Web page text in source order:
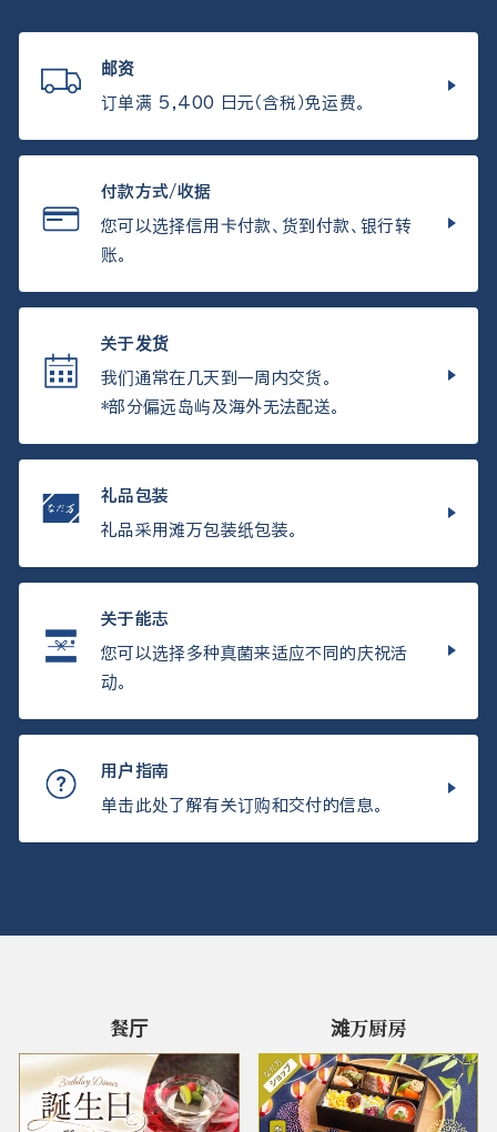
邮资
订单满 5,400 日元（含税）免运费。
付款方式/收据
您可以选择信用卡付款、货到付款、银行转
账。
关于发货
我们通常在几天到一周内交货。
*部分偏远岛屿及海外无法配送。
礼品包装
礼品采用滩万包装纸包装。
关于能志
您可以选择多种真菌来适应不同的庆祝活
动。
用户指南
单击此处了解有关订购和交付的信息。
餐厅 滩万厨房